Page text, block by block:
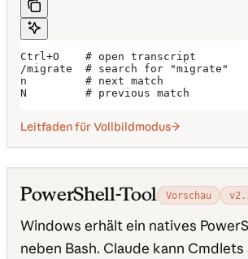
Ctrl+O    # open transcript
/migrate  # search for "migrate"
n         # next match
N         # previous match
Leitfaden für Vollbildmodus
PowerShell-Tool Vorschau
Windows erhält ein natives
neben Bash. Claude kann